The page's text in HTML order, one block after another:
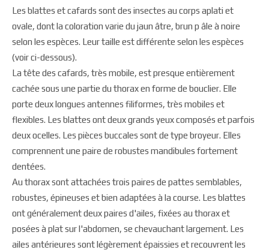
Les blattes et cafards sont des insectes au corps aplati et
ovale, dont la coloration varie du jaun âtre, brun p âle à noire
selon les espèces. Leur taille est différente selon les espèces
(voir ci-dessous).
La tête des cafards, très mobile, est presque entièrement
cachée sous une partie du thorax en forme de bouclier. Elle
porte deux longues antennes filiformes, très mobiles et
flexibles. Les blattes ont deux grands yeux composés et parfois
deux ocelles. Les pièces buccales sont de type broyeur. Elles
comprennent une paire de robustes mandibules fortement
dentées.
Au thorax sont attachées trois paires de pattes semblables,
robustes, épineuses et bien adaptées à la course. Les blattes
ont généralement deux paires d'ailes, fixées au thorax et
posées à plat sur l'abdomen, se chevauchant largement. Les
ailes antérieures sont légèrement épaissies et recouvrent les